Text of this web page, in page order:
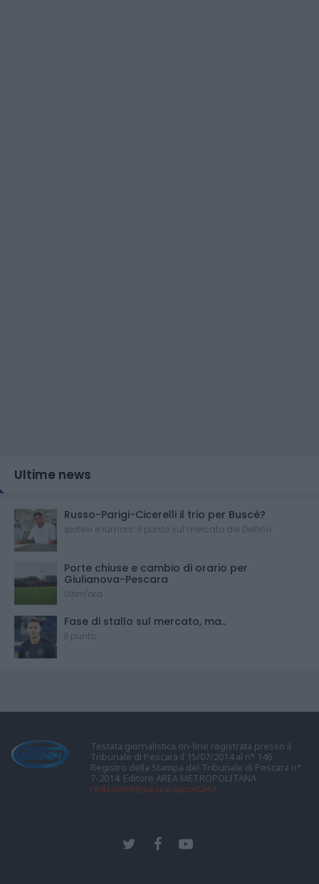
Ultime news
Russo-Parigi-Cicerelli il trio per Buscè?
Ipotesi e rumors: il punto sul mercato del Delfino
Porte chiuse e cambio di orario per
Giulianova-Pescara
Ultim'ora
Fase di stallo sul mercato, ma..
Il punto
Testata giornalistica on-line registrata presso il
Tribunale di Pescara il 15/07/2014 al n° 146
Registro della Stampa del Tribunale di Pescara n°
7-2014. Editore AREA METROPOLITANA
redazione@pescarasport24.it